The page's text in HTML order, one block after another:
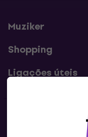
Muziker
Shopping
Ligações úteis